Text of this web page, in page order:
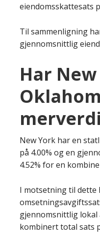
eiendomsskattesats
Til sammenligning
gjennomsnittlig
Har
New York har en
på 4.00% og en
4.52% for en
I motsetning til dette
gjennomsnittlig lokal
kombinert total sats